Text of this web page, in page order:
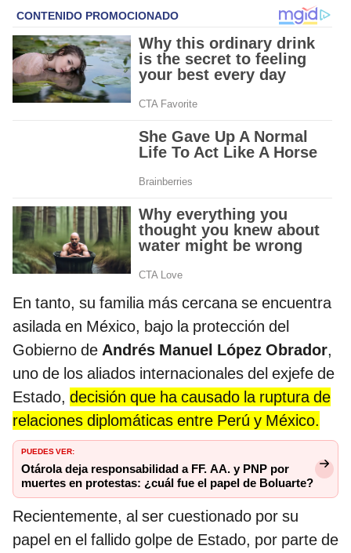
En tanto, su familia más cercana se encuentra
asilada en México, bajo la protección del
Gobierno de Andrés Manuel López Obrador,
uno de los aliados internacionales del exjefe de
Estado, decisión que ha causado la ruptura de
relaciones diplomáticas entre Perú y México.
PUEDES VER:
Otárola deja responsabilidad a FF. AA. y PNP por
muertes en protestas: ¿cuál fue el papel de Boluarte?
Recientemente, al ser cuestionado por su
papel en el fallido golpe de Estado, por parte de